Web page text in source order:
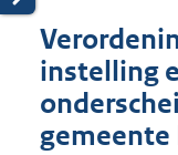
instelling
gemeente